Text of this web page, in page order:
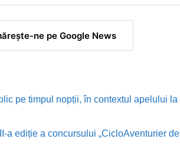
ne pe Google News
pe timpul nopții, în contextul apelului la
a ediție a concursului „CicloAventurier de